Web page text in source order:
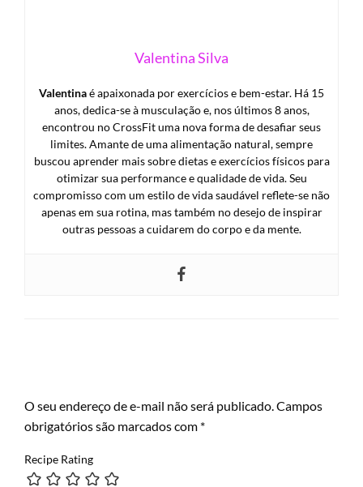
Valentina Silva
Valentinaé apaixonada por exercícios e bem-estar. Há 15
anos, dedica-se à musculação e, nos últimos 8 anos,
encontrou no CrossFit uma nova forma de desafiar seus
limites. Amante de uma alimentação natural, sempre
buscou aprender mais sobre dietas e exercícios físicos para
otimizar sua performance e qualidade de vida. Seu
compromisso com um estilo de vida saudável reflete-se não
apenas em sua rotina, mas também no desejo de inspirar
outras pessoas a cuidarem do corpo e da mente.
O seu endereço de e-mail não será publicado.Campos
obrigatórios são marcados com *
Recipe Rating